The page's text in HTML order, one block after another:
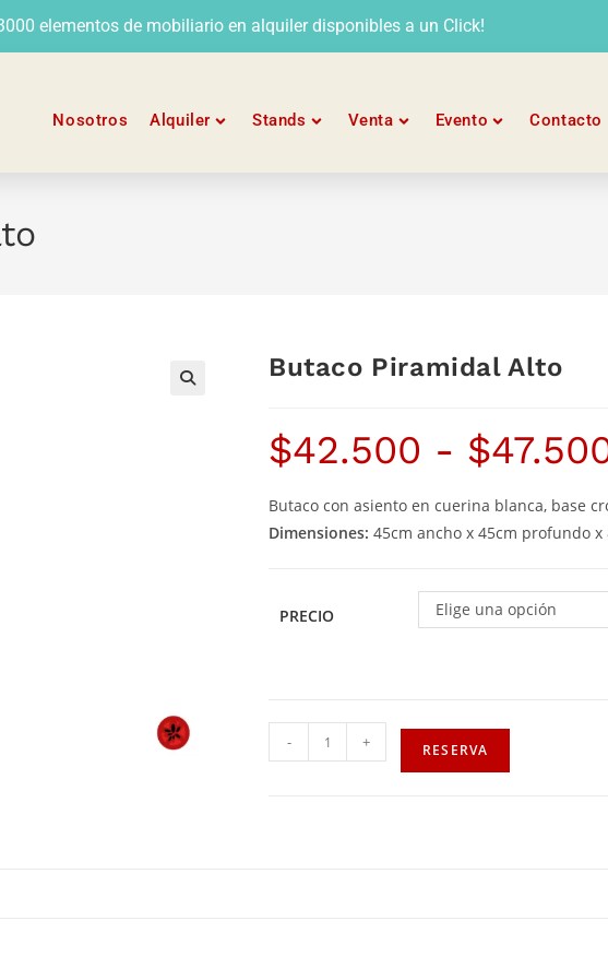
elementos de mobiliario en alquiler disponibles a un Click!
Nosotros Alquiler Stands Venta Evento Contacto
Butaco Piramidal Alto
$42.500 - $
Butaco con asiento en cuerina blanca, base
Dimensiones: 45cm ancho x 45cm profundo x
PRECIO Elige una opción
- + RESERVA